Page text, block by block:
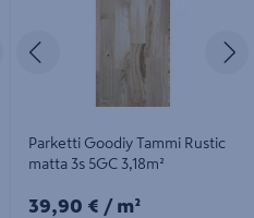
Seuraava
Parketti Goodiy Tammi Rustic
matta 3s 5GC 3,18m²
39,90€/m²
39,90 € / m²